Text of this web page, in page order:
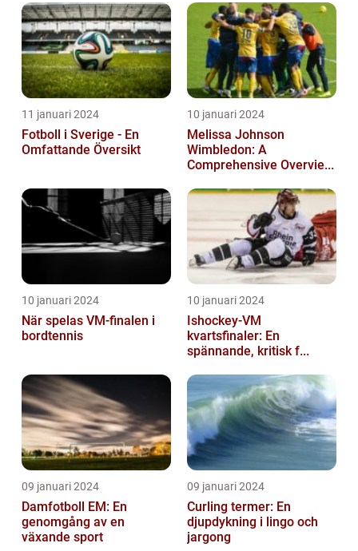
11 januari 2024
Fotboll i Sverige - En
Omfattande Översikt
10 januari 2024
Melissa Johnson
Wimbledon: A
Comprehensive Overvie...
10 januari 2024
När spelas VM-finalen i
bordtennis
10 januari 2024
Ishockey-VM
kvartsfinaler: En
spännande, kritisk f...
09 januari 2024
Damfotboll EM: En
genomgång av en
växande sport
09 januari 2024
Curling termer: En
djupdykning i lingo och
jargong